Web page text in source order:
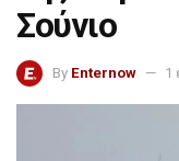
Σούνιο
By Enternow 1